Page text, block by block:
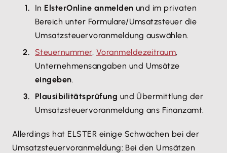
In ElsterOnline anmeldenund im privaten
Bereich unter Formulare/Umsatzsteuer die
Umsatzsteuervoranmeldung auswählen.
Steuernummer, Voranmeldezeitraum,
Unternehmensangaben und Umsätze
eingeben.
Plausibilitätsprüfung und Übermittlung der
Umsatzsteuervoranmeldung ans Finanzamt.
Allerdings hat ELSTER einige Schwächen bei der
Umsatzsteuervoranmeldung: Bei den Umsätzen